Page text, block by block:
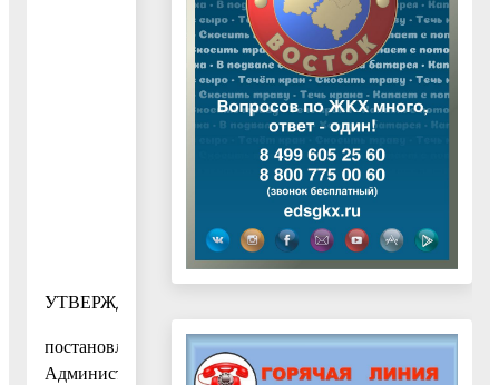
УТВЕРЖДЕНА
постановлением
Администрации